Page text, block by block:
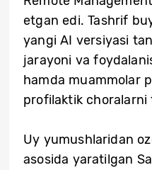
etgan edi. Tashrif
yangi AI versiyasi
jarayoni va
hamda muammolar
profilaktik choralarni
Uy yumushlaridan
asosida yaratilgan